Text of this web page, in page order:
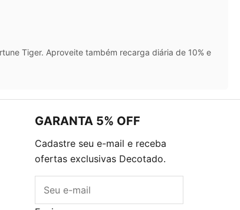
Tiger. Aproveite também recarga diária de 10% e
GARANTA 5% OFF
Cadastre seu e-mail e receba
ofertas exclusivas Decotado.